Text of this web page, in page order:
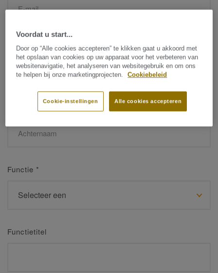
Naam *
Functie *
Functietitel
Voordat u start...
Door op “Alle cookies accepteren” te klikken gaat u akkoord met
het opslaan van cookies op uw apparaat voor het verbeteren van
websitenavigatie, het analyseren van websitegebruik en om ons
te helpen bij onze marketingprojecten.
Cookiebeleid
Alle cookies accepteren
Cookie-instellingen